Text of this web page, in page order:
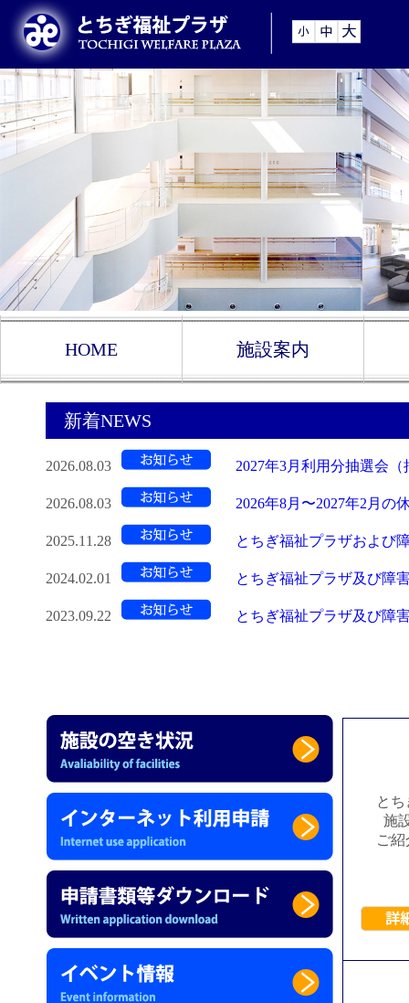
HOME 施設案内
新着NEWS
2026.08.03 2027年3月利用分抽選会（
2026.08.03 2026年8月〜2027年2月の
2025.11.28 とちぎ福祉プラザおよび
2024.02.01 とちぎ福祉プラザ及び障
2023.09.22 とちぎ福祉プラザ及び障
と
施
ご